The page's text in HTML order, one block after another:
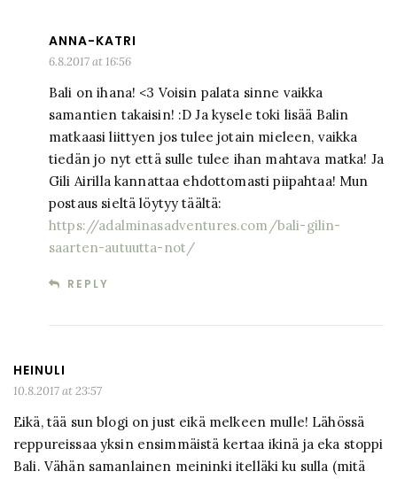
ANNA-KATRI
6.8.2017 at 16:56
Bali on ihana! <3 Voisin palata sinne vaikka
samantien takaisin! :D Ja kysele toki lisää Balin
matkaasi liittyen jos tulee jotain mieleen, vaikka
tiedän jo nyt että sulle tulee ihan mahtava matka! Ja
Gili Airilla kannattaa ehdottomasti piipahtaa! Mun
postaus sieltä löytyy täältä:
https://adalminasadventures.com/bali-gilin-
saarten-autuutta-not/
REPLY
HEINULI
10.8.2017 at 23:57
Eikä, tää sun blogi on just eikä melkeen mulle! Lähössä
reppureissaa yksin ensimmäistä kertaa ikinä ja eka stoppi
Bali. Vähän samanlainen meininki itelläki ku sulla (mitä